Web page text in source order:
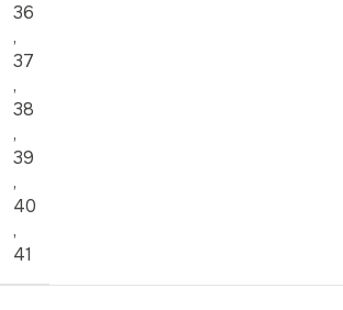
36
,
37
,
38
,
39
,
40
,
41